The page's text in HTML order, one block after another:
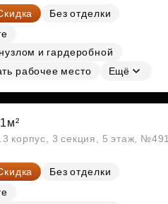
Без отделки
и гардеробной
рабочее место
Ещё
корпус, 3 секция, 5 этаж, №491
Без отделки